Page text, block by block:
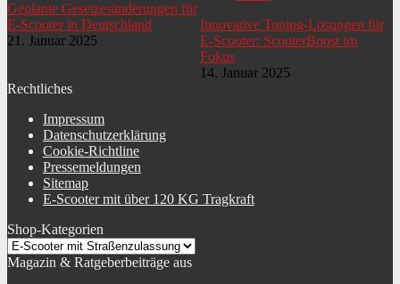
Geplante Gesetzesänderungen für
E-Scooter in Deutschland
21. Januar 2025
Innovative Tuning-Lösungen für
E-Scooter: ScooterBoost im
Fokus
14. Januar 2025
Rechtliches
Impressum
Datenschutzerklärung
Cookie-Richtline
Pressemeldungen
Sitemap
E-Scooter mit über 120 KG Tragkraft
Shop-Kategorien
Magazin & Ratgeberbeiträge aus